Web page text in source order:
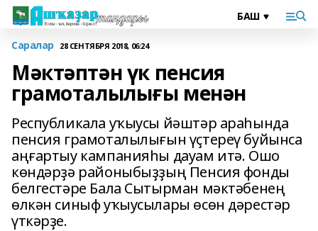
Саралар 28 СЕНТЯБРЯ 2018, 06:24
Мәктәптән үк пенсия
грамоталылығы менән
Республикала уҡыусы йәштәр араһында
пенсия грамоталылығын үҫтереү буйынса
аңғартыу кампанияһы дауам итә. Ошо
көндәрҙә районыбыҙҙың Пенсия фонды
белгестәре Бала Сытырман мәктәбенең
өлкән синыф уҡыусылары өсөн дәрестәр
үткәрҙе.